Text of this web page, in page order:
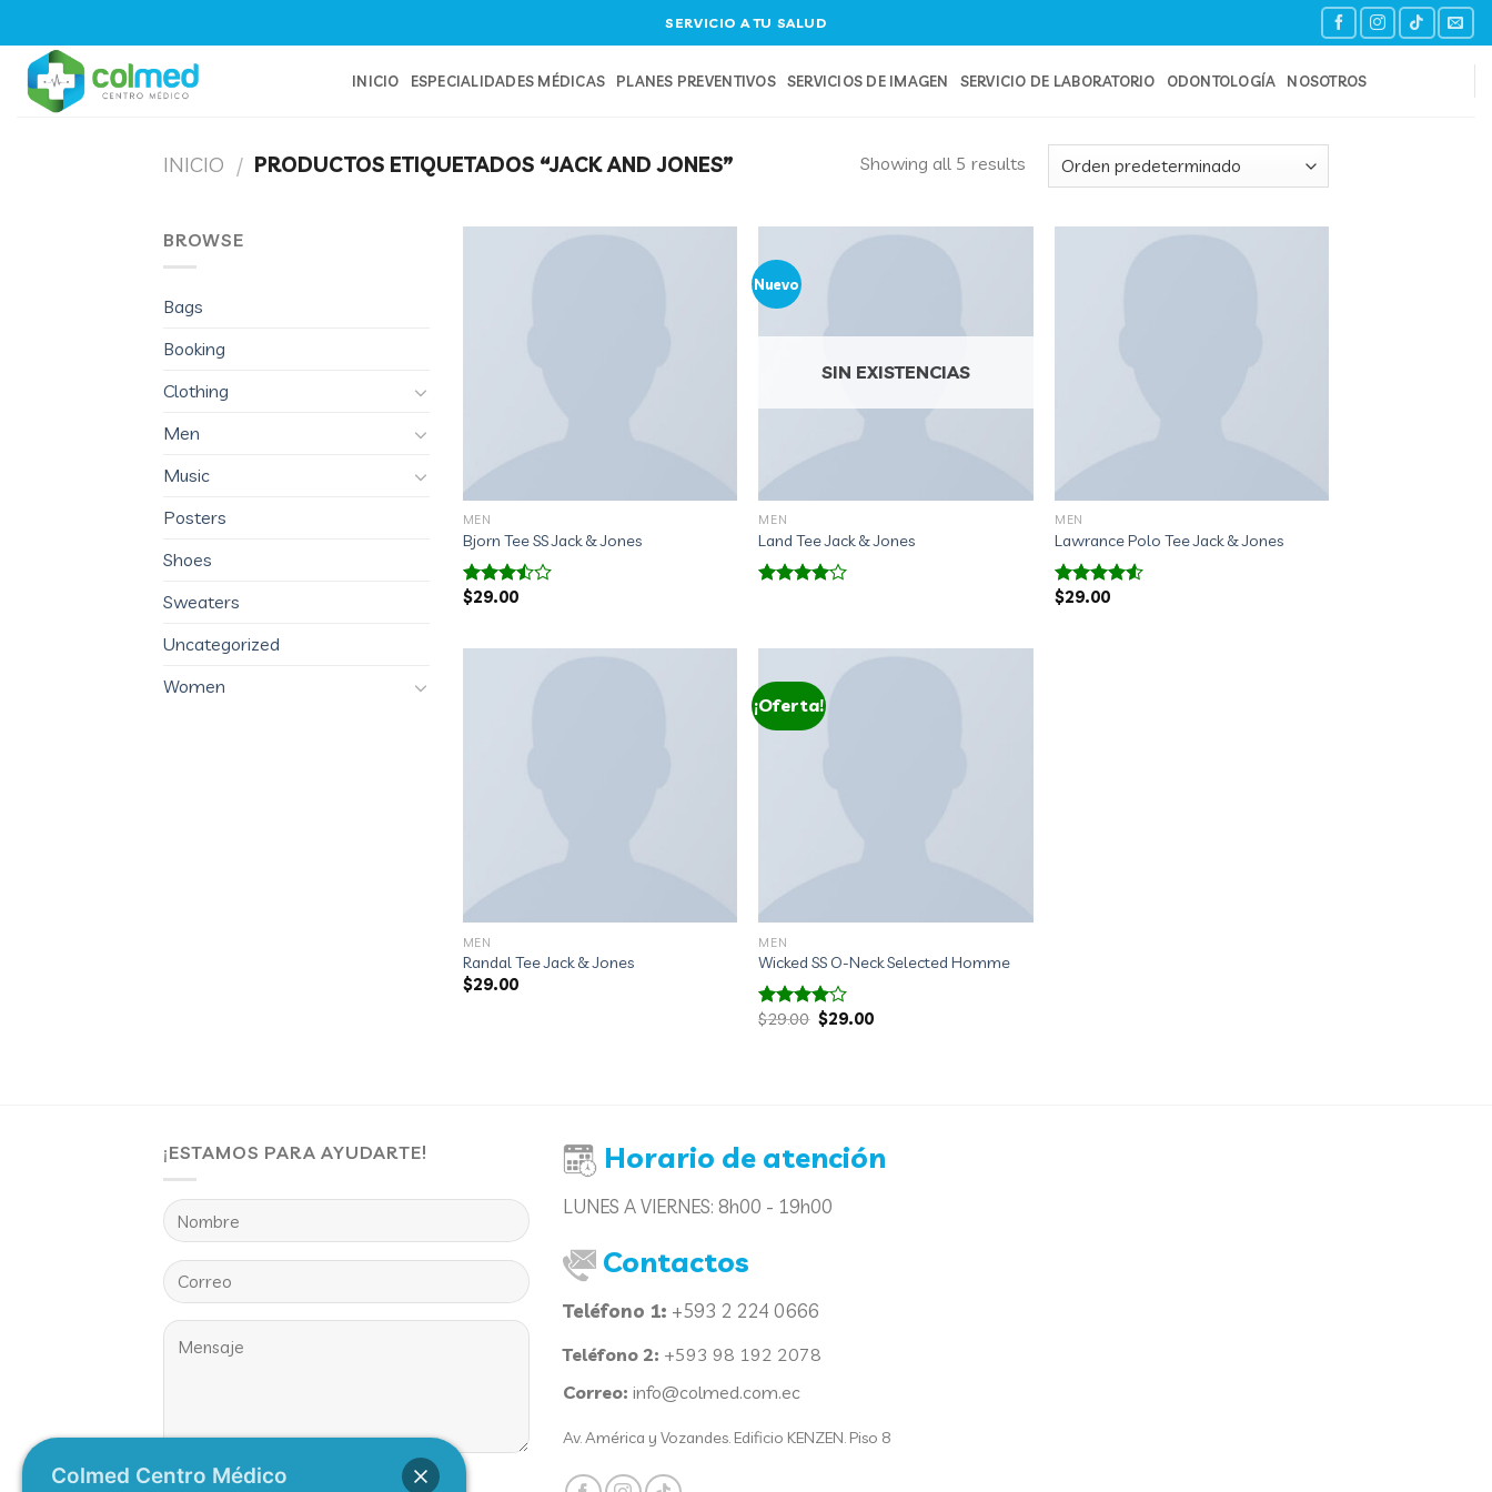
to
content
SERVICIO A TU SALUD
INICIO ESPECIALIDADES MÉDICAS PLANES PREVENTIVOS SERVICIOS DE IMAGEN SERVICIO DE LABORATORIO ODONTOLOGÍA NOSOTROS
INICIO / PRODUCTOS ETIQUETADOS “JACK AND JONES” Showing all 5 results
BROWSE
Bags
Booking
Clothing
Men
Music
Posters
Shoes
Sweaters
Uncategorized
Women
MEN
Bjorn Tee SS Jack & Jones
Valorado
5
$29.00
Nuevo
SIN EXISTENCIAS
MEN
Land Tee Jack & Jones
MEN
Lawrance Polo Tee Jack & Jones
Valorado
$29.00
MEN
Randal Tee Jack & Jones
$29.00
¡Oferta!
MEN
Wicked SS O-Neck Selected Homme
Valorado
$29.00 El
precio
$29.00El
¡ESTAMOS PARA AYUDARTE! Horario de atención
LUNES A VIERNES: 8h00 - 19h00
Contactos
Teléfono 1: +593 2 224 0666
Teléfono 2: +593 98 192 2078
Correo: info@colmed.com.ec
Av. América y Vozandes. Edificio KENZEN. Piso 8
Colmed Centro Médico